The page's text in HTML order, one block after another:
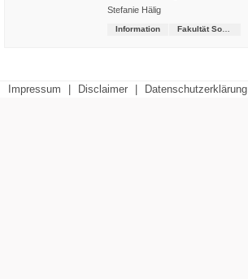
Stefanie Hälig
Information
Impressum Disclaimer Datenschutzerklärung